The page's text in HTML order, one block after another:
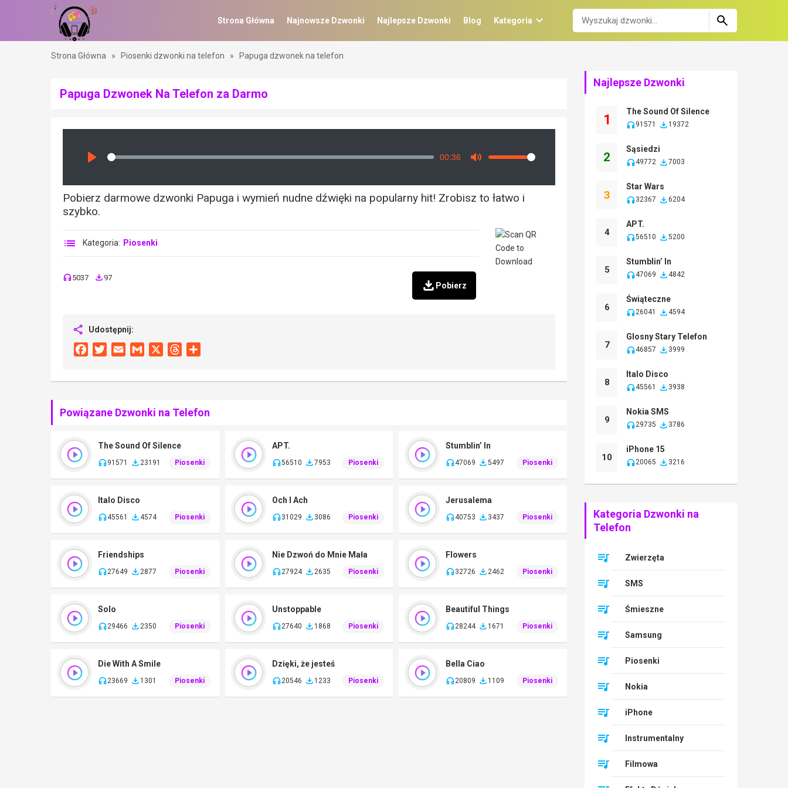
Strona Główna Najnowsze Dzwonki Najlepsze Dzwonki Blog Kategoria
Strona Główna » Piosenki dzwonki na telefon » Papuga dzwonek na telefon
Papuga Dzwonek Na Telefon za Darmo
Seek
00:36
Volume
Pobierz darmowe dzwonki Papuga i wymień nudne dźwięki na popularny hit! Zrobisz to łatwo i
szybko.
Kategoria: Piosenki
5037 97
Pobierz
Udostępnij:
FacebookTwitterEmail Gmail Threads
Powiązane Dzwonki na Telefon
The Sound Of Silence
91571 23191 Piosenki
APT.
56510 7953 Piosenki
Stumblin’ In
47069 5497 Piosenki
Italo Disco
45561 4574 Piosenki
Och I Ach
31029 3086 Piosenki
Jerusalema
40753 3437 Piosenki
Friendships
27649 2877 Piosenki
Nie Dzwoń do Mnie Mała
27924 2635 Piosenki
Flowers
32726 2462 Piosenki
Solo
29466 2350 Piosenki
Unstoppable
27640 1868 Piosenki
Beautiful Things
28244 1671 Piosenki
Die With A Smile
23669 1301 Piosenki
Dzięki, że jesteś
20546 1233 Piosenki
Bella Ciao
20809 1109 Piosenki
Najlepsze Dzwonki
1
The Sound Of Silence
91571 19372
2
Sąsiedzi
49772 7003
3
Star Wars
32367 6204
4
APT.
56510 5200
5
Stumblin’ In
47069 4842
6
Świąteczne
26041 4594
7
Glosny Stary Telefon
46857 3999
8
Italo Disco
45561 3938
9
Nokia SMS
29735 3786
10
iPhone 15
20065 3216
Kategoria Dzwonki na
Telefon
Zwierzęta
SMS
Śmieszne
Samsung
Piosenki
Nokia
iPhone
Instrumentalny
Filmowa